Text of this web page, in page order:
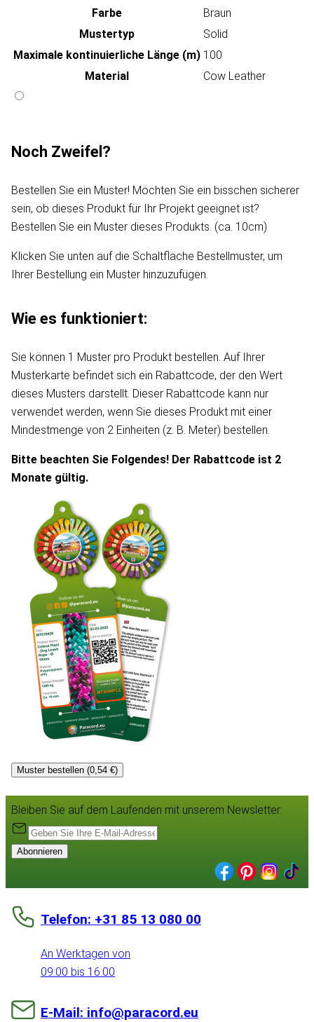
Farbe
Braun
Mustertyp
Solid
Maximale kontinuierliche Länge (m) 100
Material
Cow Leather
Noch Zweifel?
Bestellen Sie ein Muster! Möchten Sie ein bisschen sicherer
sein, ob dieses Produkt für Ihr Projekt geeignet ist?
Bestellen Sie ein Muster dieses Produkts. (ca. 10cm)
Klicken Sie unten auf die Schaltfläche Bestellmuster, um
Ihrer Bestellung ein Muster hinzuzufügen.
Wie es funktioniert:
Sie können 1 Muster pro Produkt bestellen. Auf Ihrer
Musterkarte befindet sich ein Rabattcode, der den Wert
dieses Musters darstellt. Dieser Rabattcode kann nur
verwendet werden, wenn Sie dieses Produkt mit einer
Mindestmenge von 2 Einheiten (z. B. Meter) bestellen.
Bitte beachten Sie Folgendes! Der Rabattcode ist 2
Monate gültig.
Muster bestellen (0,54 €)
Bleiben Sie auf dem Laufenden mit unserem Newsletter:
Abonnieren
Telefon: +31 85 13 080 00
An Werktagen von
09:00 bis 16:00
E-Mail: info@paracord.eu